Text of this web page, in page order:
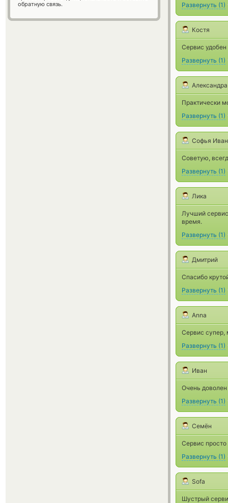
Развернуть (1)
Костя
Сервис удобен
Развернуть (1)
Александра
Практически
Развернуть (1)
Софья
Советую,
Развернуть (1)
Лика
Лучший
время.
Развернуть (1)
Дмитрий
Спасибо
Развернуть (1)
Anna
Сервис супер,
Развернуть (1)
Иван
Очень
Развернуть (1)
Семён
Сервис просто
Развернуть (1)
Sofa
Шустрый
обратную связь.